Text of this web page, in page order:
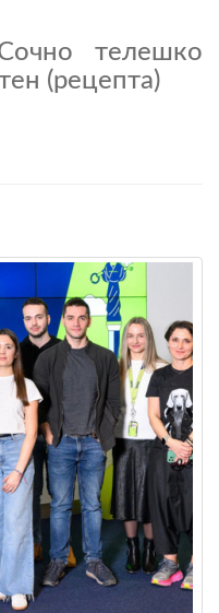
телешко
(рецепта)